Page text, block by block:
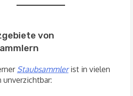
von
Staubsammlerist in vielen
unverzichtbar: